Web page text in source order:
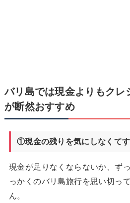
バリ島では現金よりもクレ
が断然おすすめ
①現金の残りを気にしなくて
現金が足りなくならないか、ず
っかくのバリ島旅行を思い切っ
ん。